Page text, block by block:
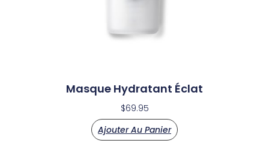
Masque Hydratant Éclat
$69.95
Ajouter Au Panier